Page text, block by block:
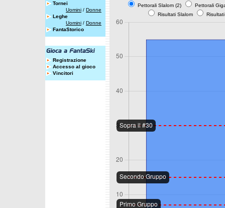
Tornei
Uomini / Donne
Leghe
Uomini / Donne
FantaStorico
Registrazione
Accesso al gioco
Vincitori
Pettorali Slalom (2)
Pettorali
Risultati Slalom